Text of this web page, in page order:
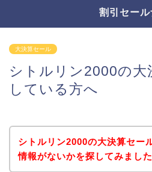
割引セー
大決算セール
シトルリン2000の大
している方へ
シトルリン2000の大決算セー
情報がないかを探してみまし